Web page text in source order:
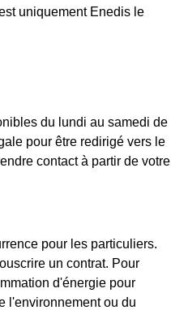
uniquement Enedis le
du lundi au samedi de
pour être redirigé vers le
contact à partir de votre
pour les particuliers.
un contrat. Pour
d'énergie pour
l'environnement ou du